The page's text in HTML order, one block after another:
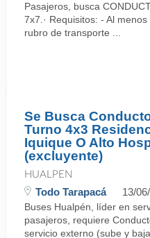
Pasajeros, busca
7x7.· Requisitos: - Al
rubro de transporte ...
Se Busca
Turno 4x3
Iquique O Alto
(excluyente)
HUALPEN
Todo Tarapacá 13/
Buses Hualpén, líder en
pasajeros, requiere
servicio externo (sube y